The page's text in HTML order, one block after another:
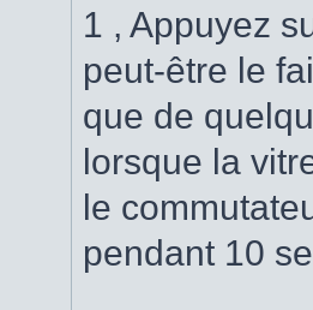
1 , Appuyez
peut-être le
que de
lorsque la
le
pendant 10